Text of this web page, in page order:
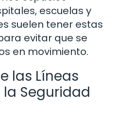
escuelas y
suelen tener estas
evitar que se
en movimiento.
las Líneas
Seguridad